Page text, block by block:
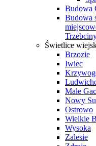
Budowa
Budowa
Świetlice
Brzozie
Iwiec
Małe
Nowy
Ostrowo
Wielkie
Wysoka
Zalesie